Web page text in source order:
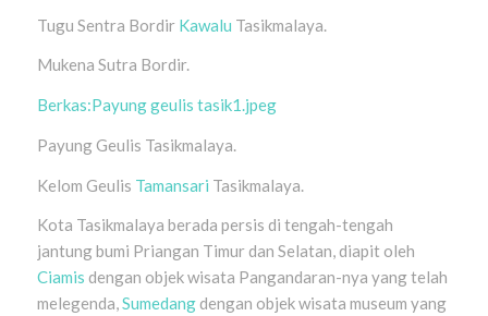
Tugu Sentra Bordir Kawalu Tasikmalaya.
Mukena Sutra Bordir.
Berkas:Payung geulis tasik1.jpeg
Payung Geulis Tasikmalaya.
Kelom Geulis Tamansari Tasikmalaya.
Kota Tasikmalaya berada persis di tengah-tengah
jantung bumi Priangan Timur dan Selatan, diapit oleh
Ciamis dengan objek wisata Pangandaran-nya yang telah
melegenda,Sumedangdengan objek wisata museum yang